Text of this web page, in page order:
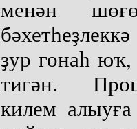
менән
ҙур гонаһ
тигән.
килем алыуға